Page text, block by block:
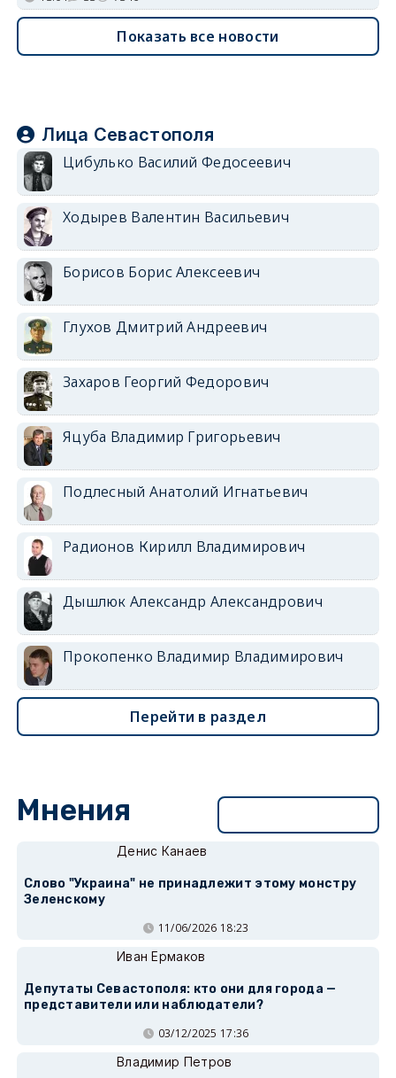
Показать все новости
Лица Севастополя
Цибулько Василий Федосеевич
Ходырев Валентин Васильевич
Борисов Борис Алексеевич
Глухов Дмитрий Андреевич
Захаров Георгий Федорович
Яцуба Владимир Григорьевич
Подлесный Анатолий Игнатьевич
Радионов Кирилл Владимирович
Дышлюк Александр Александрович
Прокопенко Владимир Владимирович
Перейти в раздел
Мнения
Денис Канаев
Слово "Украина" не принадлежит этому монстру
Зеленскому
11/06/2026 18:23
Иван Ермаков
Депутаты Севастополя: кто они для города —
представители или наблюдатели?
03/12/2025 17:36
Владимир Петров